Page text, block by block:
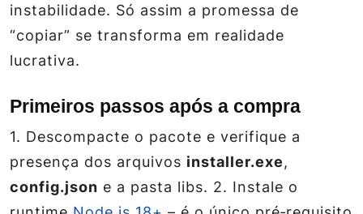
instabilidade. Só assim a promessa de
“copiar” se transforma em realidade
lucrativa.
Primeiros passos após a compra
1. Descompacte o pacote e verifique a
presença dos arquivos installer.exe,
config.json e a pasta libs. 2. Instale o